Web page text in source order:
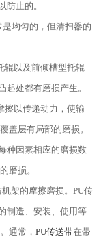
防止的。
均匀的，但清扫器的
辊以及前倾槽型托辊
起处都有磨损产生。
擦以传递动力，使输
盖层有局部的磨损。
种因素相应的磨损数
磨损。
架的摩擦磨损。PU传
制造、安装、使用等
通常，PU传送带在带